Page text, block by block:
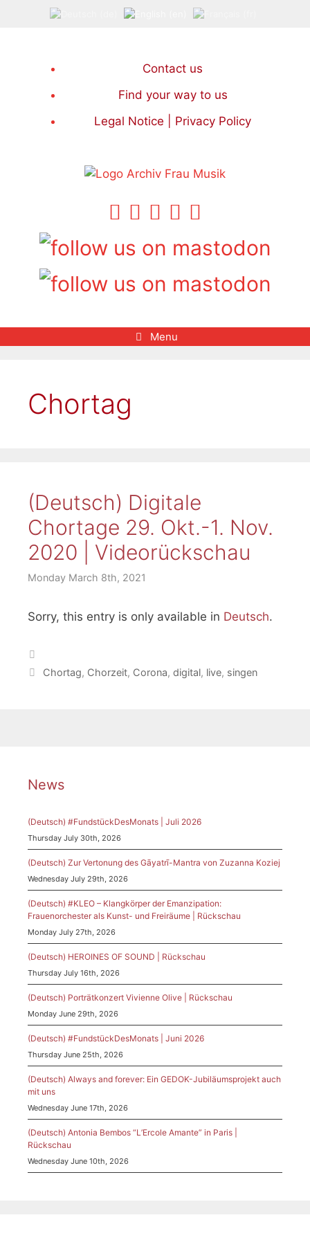
Contact us
Find your way to us
Legal Notice | Privacy Policy
Menu
Chortag
(Deutsch) Digitale
Chortage 29. Okt.-1. Nov.
2020 | Videorückschau
Monday March 8th, 2021
Sorry, this entry is only available in Deutsch.
Tags
Chortag, Chorzeit, Corona, digital, live, singen
News
(Deutsch) #FundstückDesMonats | Juli 2026
Thursday July 30th, 2026
(Deutsch) Zur Vertonung des Gāyatrī-Mantra von Zuzanna Koziej
Wednesday July 29th, 2026
(Deutsch) #KLEO – Klangkörper der Emanzipation:
Frauenorchester als Kunst- und Freiräume | Rückschau
Monday July 27th, 2026
(Deutsch) HEROINES OF SOUND | Rückschau
Thursday July 16th, 2026
(Deutsch) Porträtkonzert Vivienne Olive | Rückschau
Monday June 29th, 2026
(Deutsch) #FundstückDesMonats | Juni 2026
Thursday June 25th, 2026
(Deutsch) Always and forever: Ein GEDOK-Jubiläumsprojekt auch
mit uns
Wednesday June 17th, 2026
(Deutsch) Antonia Bembos “L’Ercole Amante” in Paris |
Rückschau
Wednesday June 10th, 2026